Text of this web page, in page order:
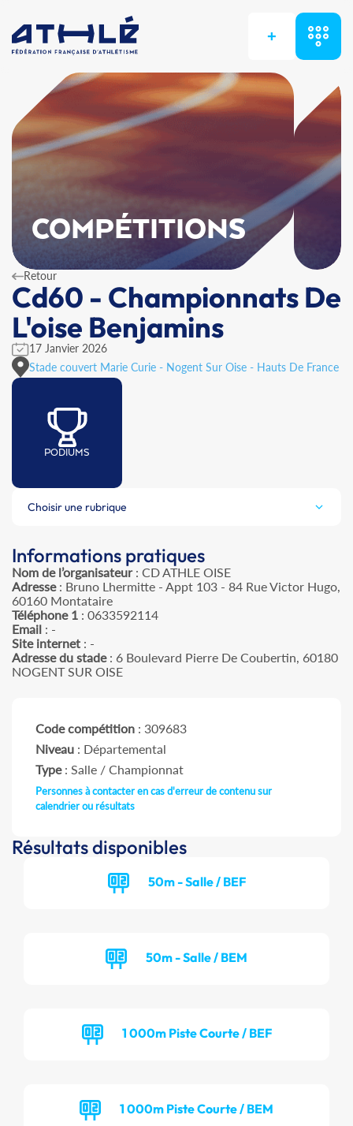
+
COMPÉTITIONS
Retour
Cd60 - Championnats De
L'oise Benjamins
17 Janvier 2026
Stade couvert Marie Curie - Nogent Sur Oise - Hauts De France
PODIUMS
Choisir une rubrique
Informations pratiques
Nom de l’organisateur: CD ATHLE OISE
Adresse: Bruno Lhermitte - Appt 103 - 84 Rue Victor Hugo,
60160 Montataire
Téléphone 1 : 0633592114
Email : -
Site internet : -
Adresse du stade: 6 Boulevard Pierre De Coubertin, 60180
NOGENT SUR OISE
Code compétition : 309683
Niveau : Départemental
Type: Salle / Championnat
Personnes à contacter en cas d'erreur de contenu sur
calendrier ou résultats
Résultats disponibles
50m - Salle / BEF
50m - Salle / BEM
1 000m Piste Courte / BEF
1 000m Piste Courte / BEM